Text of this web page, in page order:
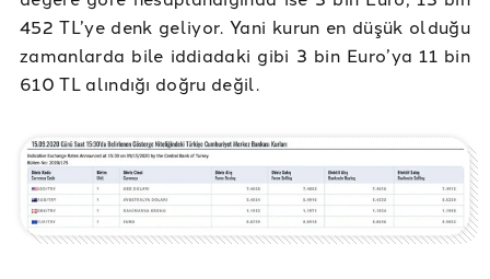
452 TL’ye denk geliyor. Yani kurun en düşük olduğu
zamanlarda bile iddiadaki gibi 3 bin Euro’ya 11 bin
610 TL alındığı doğru değil.